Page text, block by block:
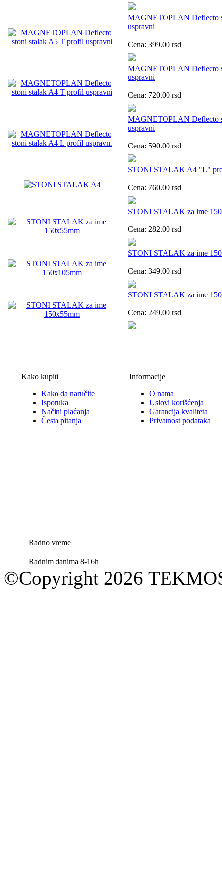
MAGNETOPLAN Deflecto
uspravni
Cena: 399.00 rsd
MAGNETOPLAN Deflecto
uspravni
Cena: 720.00 rsd
MAGNETOPLAN Deflecto
uspravni
Cena: 590.00 rsd
STONI STALAK A4 "L"
Cena: 760.00 rsd
STONI STALAK za ime
Cena: 282.00 rsd
STONI STALAK za ime
Cena: 349.00 rsd
STONI STALAK za ime
Cena: 249.00 rsd
Kako kupiti
Kako da naručite
Isporuka
Načini plaćanja
Česta pitanja
Informacije
O nama
Uslovi korišćenja
Garancija kvaliteta
Privatnost podataka
Radno vreme
Radnim danima 8-16h
©Copyright 2026